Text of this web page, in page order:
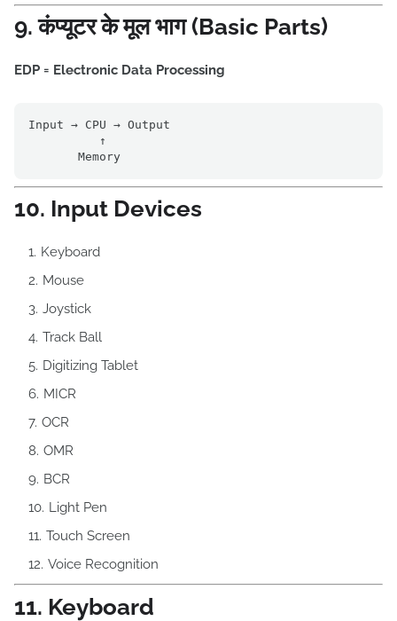
9. कंप्यूटर के मूल भाग (Basic Parts)
EDP = Electronic Data Processing
Input → CPU → Output
10. Input Devices
Keyboard
Mouse
Joystick
Track Ball
Digitizing Tablet
MICR
OCR
OMR
BCR
Light Pen
Touch Screen
Voice Recognition
11. Keyboard